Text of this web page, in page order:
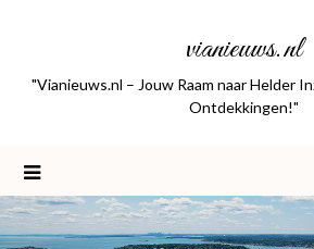
vianieuws.nl
"Vianieuws.nl – Jouw Raam naar Helder
Ontdekkingen!"